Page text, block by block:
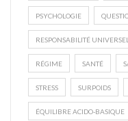
PSYCHOLOGIE
RESPONSABILITÉ
RÉGIME SANTÉ
STRESS SURPOIDS
ÉQUILIBRE ACIDO-BASIQUE